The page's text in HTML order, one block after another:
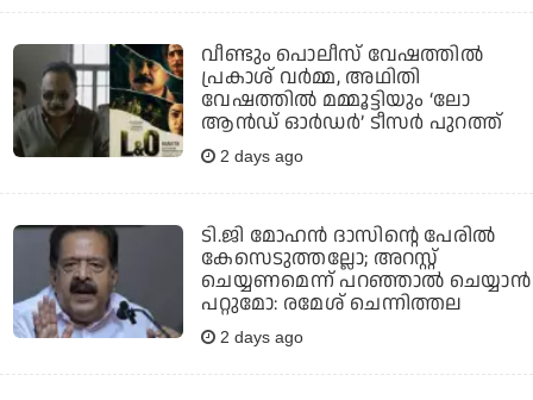
വീണ്ടും പൊലീസ് വേഷത്തിൽ
പ്രകാശ് വർമ്മ, അഥിതി
വേഷത്തിൽ മമ്മൂട്ടിയും ‘ലോ
ആൻഡ് ഓർഡർ’ ടീസർ പുറത്ത്
2 days ago
ടി.ജി മോഹന്‍ ദാസിന്റെ പേരില്‍
കേസെടുത്തല്ലോ; അറസ്റ്റ്
ചെയ്യണമെന്ന് പറഞ്ഞാല്‍ ചെയ്യാന്‍
പറ്റുമോ: രമേശ് ചെന്നിത്തല
2 days ago